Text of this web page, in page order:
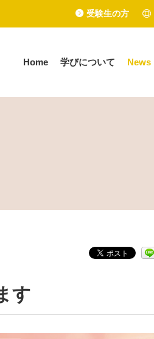
受験生の方
Home 学びについて News
す